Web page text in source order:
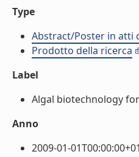
Type
Abstract/Poster in atti
Prodotto della ricerca
Label
Algal biotechnology
Anno
2009-01-